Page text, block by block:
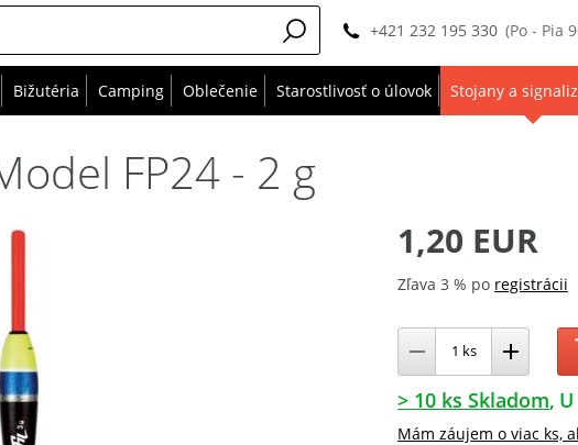
+421 232 195 330 (Po - Pia
Bižutéria Camping Oblečenie Starostlivosť o úlovok Stojany a
FP24 - 2 g
1,20 EUR
Zľava 3 % po registrácii
> 10 ks Skladom
Mám záujem o viac ks,